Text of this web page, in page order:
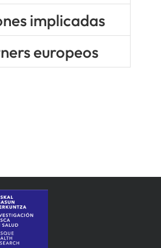
implicadas
europeos